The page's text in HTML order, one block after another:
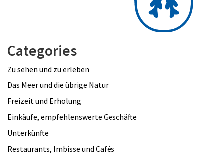
Categories
Zu sehen und zu erleben
Das Meer und die übrige Natur
Freizeit und Erholung
Einkäufe, empfehlenswerte Geschäfte
Unterkünfte
Restaurants, Imbisse und Cafés